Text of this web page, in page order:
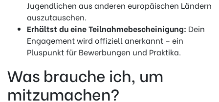
Jugendlichen aus anderen europäischen Ländern
auszutauschen.
Erhältst du eine Teilnahmebescheinigung: Dein
Engagement wird offiziell anerkannt – ein
Pluspunkt für Bewerbungen und Praktika.
Was brauche ich, um
mitzumachen?